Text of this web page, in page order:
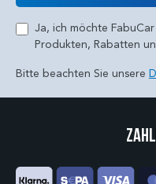
Ja, ich möchte
Produkten, Rabatten
Bitte beachten Sie unsere